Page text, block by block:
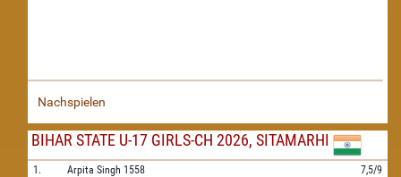
Nachspielen
BIHAR STATE U-17 GIRLS-CH 2026, SITAMARHI
1. Arpita Singh 1558
7,5/9